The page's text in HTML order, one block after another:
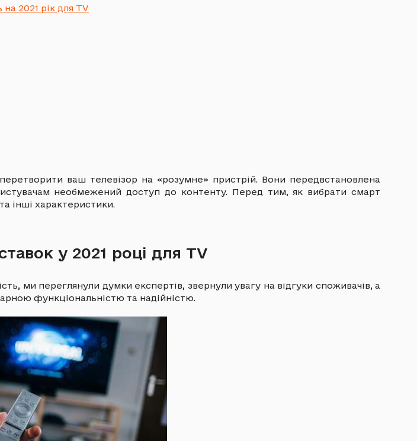
2021 рік для TV
ваш телевізор на «розумне» пристрій. Вони передвстановлена
необмежений доступ до контенту. Перед тим, як вибрати смарт
інші характеристики.
у 2021 році для TV
ми переглянули думки експертів, звернули увагу на відгуки споживачів, а
функціональністю та надійністю.